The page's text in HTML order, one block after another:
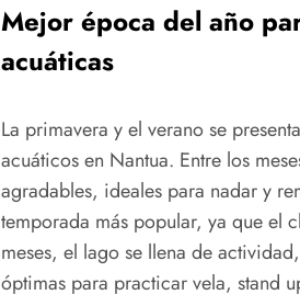
Mejor época del año
acuáticas
La primavera y el verano se
acuáticos en Nantua. Entre los
agradables, ideales para nadar y
temporada más popular, ya que el
meses, el lago se llena de
óptimas para practicar vela, stand